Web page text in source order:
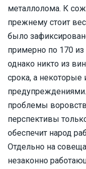
металлолома. К
прежнему стоит
было
примерно по 170
однако никто из
срока, а
проблемы
перспективы
обеспечит народ
Отдельно на
незаконно